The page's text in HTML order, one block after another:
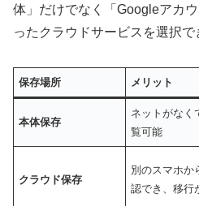
体」だけでなく「Googleアカ
ったクラウドサービスを選択で
保存場所 メリット
本体保存
ネットがなく
覧可能
クラウド保存
別のスマホか
認でき、移行